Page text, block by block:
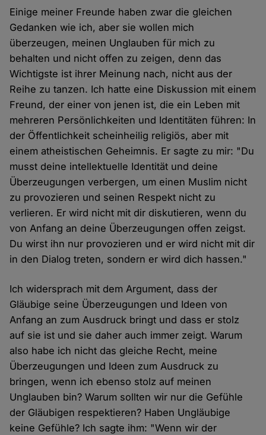
Einige meiner Freunde haben zwar die gleichen
Gedanken wie ich, aber sie wollen mich
überzeugen, meinen Unglauben für mich zu
behalten und nicht offen zu zeigen, denn das
Wichtigste ist ihrer Meinung nach, nicht aus der
Reihe zu tanzen. Ich hatte eine Diskussion mit einem
Freund, der einer von jenen ist, die ein Leben mit
mehreren Persönlichkeiten und Identitäten führen: In
der Öffentlichkeit scheinheilig religiös, aber mit
einem atheistischen Geheimnis. Er sagte zu mir: "Du
musst deine intellektuelle Identität und deine
Überzeugungen verbergen, um einen Muslim nicht
zu provozieren und seinen Respekt nicht zu
verlieren. Er wird nicht mit dir diskutieren, wenn du
von Anfang an deine Überzeugungen offen zeigst.
Du wirst ihn nur provozieren und er wird nicht mit dir
in den Dialog treten, sondern er wird dich hassen."
Ich widersprach mit dem Argument, dass der
Gläubige seine Überzeugungen und Ideen von
Anfang an zum Ausdruck bringt und dass er stolz
auf sie ist und sie daher auch immer zeigt. Warum
also habe ich nicht das gleiche Recht, meine
Überzeugungen und Ideen zum Ausdruck zu
bringen, wenn ich ebenso stolz auf meinen
Unglauben bin? Warum sollten wir nur die Gefühle
der Gläubigen respektieren? Haben Ungläubige
keine Gefühle? Ich sagte ihm: "Wenn wir der